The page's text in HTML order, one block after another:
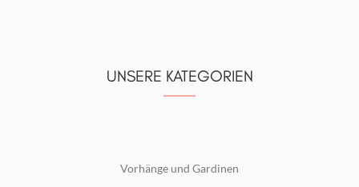
UNSERE KATEGORIEN
Vorhänge und Gardinen